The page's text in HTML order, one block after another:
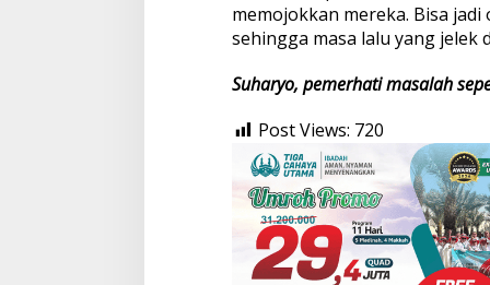
memojokkan mereka. Bisa
sehingga masa lalu yang jelek
Suharyo, pemerhati masalah
Post Views: 720